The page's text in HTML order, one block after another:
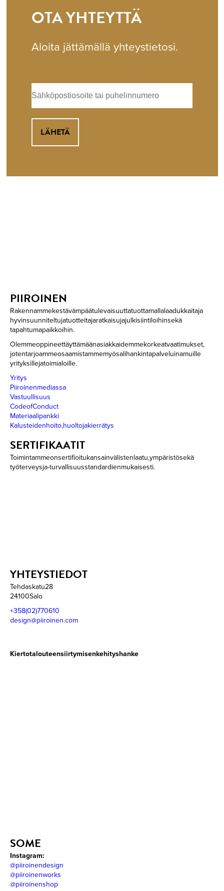
OTA YHTEYTTÄ
Aloita jättämällä yhteystietosi.
PIIROINEN
Rakennamme kestävämpää tulevaisuutta tuottamalla laadukkaita ja
hyvin suunniteltuja tuotteita ja ratkaisuja julkisiin tiloihin sekä
tapahtumapaikkoihin.
Olemme oppineet täyttämään asiakkaidemme korkeat vaatimukset,
joten tarjoamme osaamistamme myös alihankintapalveluina muille
yrityksille ja toimialoille.
Yritys
Piiroinen mediassa
Vastuullisuus
Code of Conduct
Materiaalipankki
Kalusteiden hoito, huolto ja kierrätys
SERTIFIKAATIT
Toimintamme on sertifioitu kansainvälisten laatu, ympäristö sekä
työterveys ja -turvallisuus standardien mukaisesti.
YHTEYSTIEDOT
Tehdaskatu 28
24100 Salo
+358 (02) 770 610
design@piiroinen.com
Kiertotalouteen siirtymisen kehityshanke
SOME
Instagram:
@piiroinendesign
@piiroinenworks
@piiroinenshop